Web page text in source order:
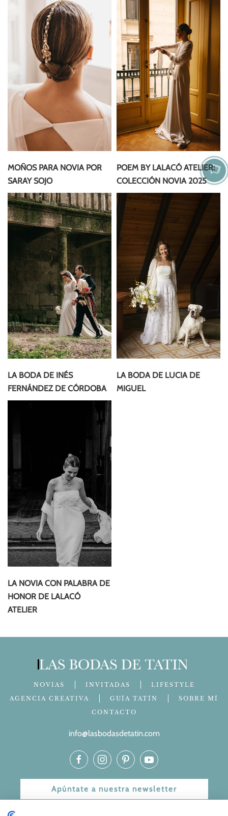
MOÑOS PARA NOVIA POR
SARAY SOJO
POEM BY LALACÓ ATELIER:
COLECCIÓN NOVIA 2025
LA BODA DE INÉS
FERNÁNDEZ DE CÓRDOBA
LA BODA DE LUCIA DE
MIGUEL
LA NOVIA CON PALABRA DE
HONOR DE LALACÓ
ATELIER
NOVIAS INVITADAS
LIFESTYLE
AGENCIA CREATIVA
GUÍA TATÍN
SOBRE MÍ
CONTACTO
info@lasbodasdetatin.com
Apúntate a nuestra newsletter